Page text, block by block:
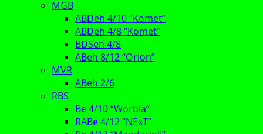
MGB
ABDeh 4/10 “Komet”
ABDeh 4/8 “Komet”
BDSeh 4/8
ABeh 8/12 “Orion”
MVR
ABeh 2/6
RBS
Be 4/10 “Worbla”
RABe 4/12 “NExT”